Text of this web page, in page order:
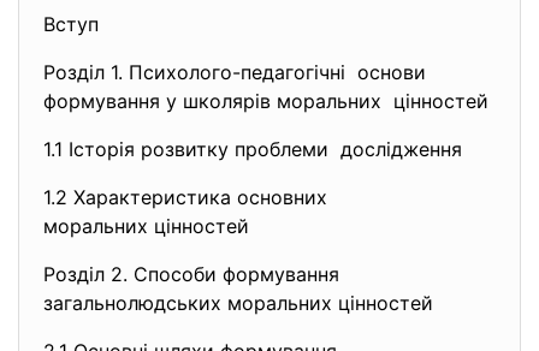
Вступ
Розділ 1. Психолого-педагогічні основи
формування у школярів моральних цінностей
1.1 Історія розвитку проблеми дослідження
1.2 Характеристика основних
моральних цінностей
Розділ 2. Способи формування
загальнолюдських моральних цінностей